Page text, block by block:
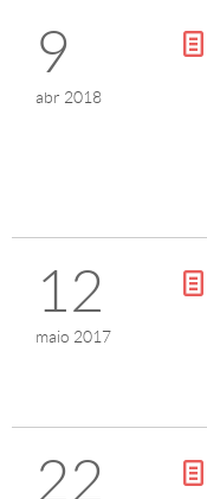
9
abr 2018
g
12
maio 2017
g
22 g